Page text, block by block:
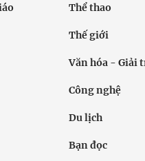
Thể thao
Thế giới
Văn hóa - Giải
Công nghệ
Du lịch
Bạn đọc